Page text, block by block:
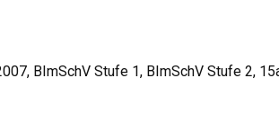
BImSchV Stufe 1, BImSchV Stufe 2,